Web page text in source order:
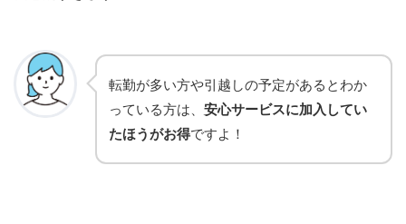
転勤が多い方や引越しの予定があるとわか
っている方は、 安心サービスに加入してい
たほうがお得ですよ！